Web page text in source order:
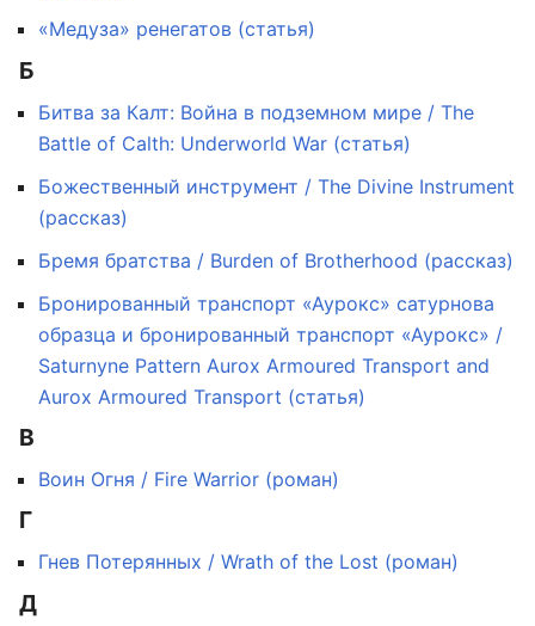
«Медуза» ренегатов (статья)
Б
Битва за Калт: Война в подземном мире / The
Battle of Calth: Underworld War (статья)
Божественный инструмент / The Divine Instrument
(рассказ)
Бремя братства / Burden of Brotherhood (рассказ)
Бронированный транспорт «Аурокс» сатурнова
образца и бронированный транспорт «Аурокс» /
Saturnyne Pattern Aurox Armoured Transport and
Aurox Armoured Transport (статья)
В
Воин Огня / Fire Warrior (роман)
Г
Гнев Потерянных / Wrath of the Lost (роман)
Д